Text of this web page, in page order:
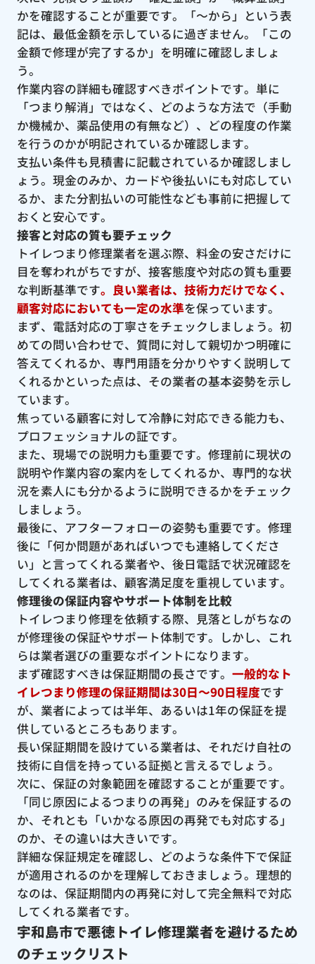
かを確認することが重要です。「〜から」という表
記は、最低金額を示しているに過ぎません。「この
金額で修理が完了するか」を明確に確認しましょ
う。
作業内容の詳細も確認すべきポイントです。単に
「つまり解消」ではなく、どのような方法で（手動
か機械か、薬品使用の有無など）、どの程度の作業
を行うのかが明記されているか確認します。
支払い条件も見積書に記載されているか確認しまし
ょう。現金のみか、カードや後払いにも対応してい
るか、また分割払いの可能性なども事前に把握して
おくと安心です。
接客と対応の質も要チェック
トイレつまり修理業者を選ぶ際、料金の安さだけに
目を奪われがちですが、接客態度や対応の質も重要
な判断基準です。良い業者は、技術力だけでなく、
顧客対応においても一定の水準を保っています。
まず、電話対応の丁寧さをチェックしましょう。初
めての問い合わせで、質問に対して親切かつ明確に
答えてくれるか、専門用語を分かりやすく説明して
くれるかといった点は、その業者の基本姿勢を示し
ています。
焦っている顧客に対して冷静に対応できる能力も、
プロフェッショナルの証です。
また、現場での説明力も重要です。修理前に現状の
説明や作業内容の案内をしてくれるか、専門的な状
況を素人にも分かるように説明できるかをチェック
しましょう。
最後に、アフターフォローの姿勢も重要です。修理
後に「何か問題があればいつでも連絡してくださ
い」と言ってくれる業者や、後日電話で状況確認を
してくれる業者は、顧客満足度を重視しています。
修理後の保証内容やサポート体制を比較
トイレつまり修理を依頼する際、見落としがちなの
が修理後の保証やサポート体制です。しかし、これ
らは業者選びの重要なポイントになります。
まず確認すべきは保証期間の長さです。 一般的なト
イレつまり修理の保証期間は30日〜90日程度です
が、業者によっては半年、あるいは1年の保証を提
供しているところもあります。
長い保証期間を設けている業者は、それだけ自社の
技術に自信を持っている証拠と言えるでしょう。
次に、保証の対象範囲を確認することが重要です。
「同じ原因によるつまりの再発」のみを保証するの
か、それとも「いかなる原因の再発でも対応する」
のか、その違いは大きいです。
詳細な保証規定を確認し、どのような条件下で保証
が適用されるのかを理解しておきましょう。理想的
なのは、保証期間内の再発に対して完全無料で対応
してくれる業者です。
宇和島市で悪徳トイレ修理業者を避けるため
のチェックリスト